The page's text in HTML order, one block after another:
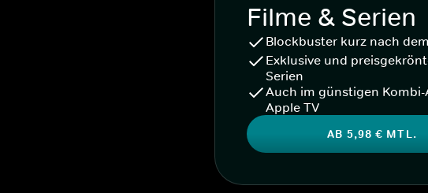
Filme & Serien
Blockbuster kurz nach
Exklusive und
Serien
Auch im günstigen
Apple TV
AB 5,98 € MTL.